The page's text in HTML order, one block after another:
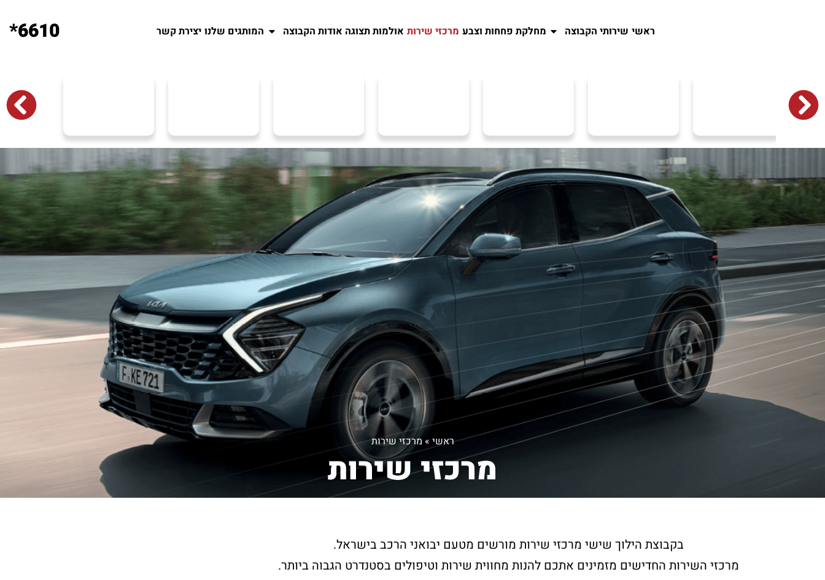
ראשי שירותי הקבוצה מחלקת פחחות וצבע מרכזי שירות אולמות תצוגה אודות הקבוצה המותגים שלנו יצירת קשר 6610*
ראשי » מרכזי שירות
מרכזי שירות
בקבוצת הילוך שישי מרכזי שירות מורשים מטעם יבואני הרכב בישראל.
מרכזי השירות החדישים מזמינים אתכם להנות מחווית שירות וטיפולים בסטנדרט הגבוה ביותר.